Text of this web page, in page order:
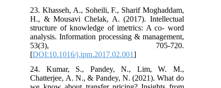
23. Khasseh, A., Soheili, F., Sharif Moghaddam,
H., & Mousavi Chelak, A. (2017). Intellectual
structure of knowledge of imetrics: A co- word
analysis. Information processing & management,
53(3), 705-720.
[DOI:10.1016/j.ipm.2017.02.001
24. Kumar, S., Pandey, N., Lim, W. M.,
Chatterjee, A. N., & Pandey, N. (2021). What do